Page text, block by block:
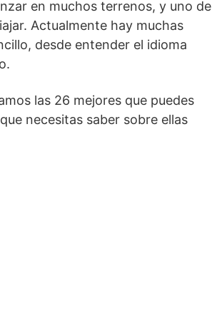
en muchos terrenos, y uno de
Actualmente hay muchas
desde entender el idioma
las 26 mejores que puedes
necesitas saber sobre ellas